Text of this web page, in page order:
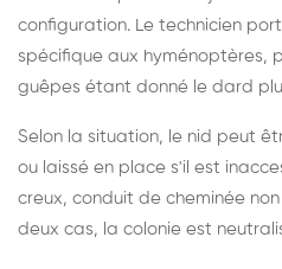
configuration. Le technicien
spécifique aux hyménoptères,
guêpes étant donné le dard
Selon la situation, le nid peut
ou laissé en place s'il est
creux, conduit de cheminée
deux cas, la colonie est